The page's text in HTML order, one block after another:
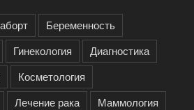
Беременность
Гинекология
Диагностика
Косметология
Лечение рака
Маммология